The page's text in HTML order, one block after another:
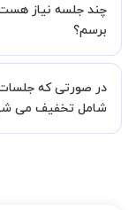
بخش پشتیبانی
لازم جهت تکمیل
همچنین میتوانید
ادامه دهید.
چند جلسه نیاز
برسم؟
مدرس مشخص کند ابتدا
شود تا با توجه به
در صورتی که
شامل تخفیف می